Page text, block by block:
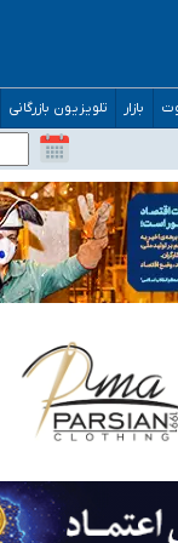
بازار تلویزیون بازرگانی
می‌شود